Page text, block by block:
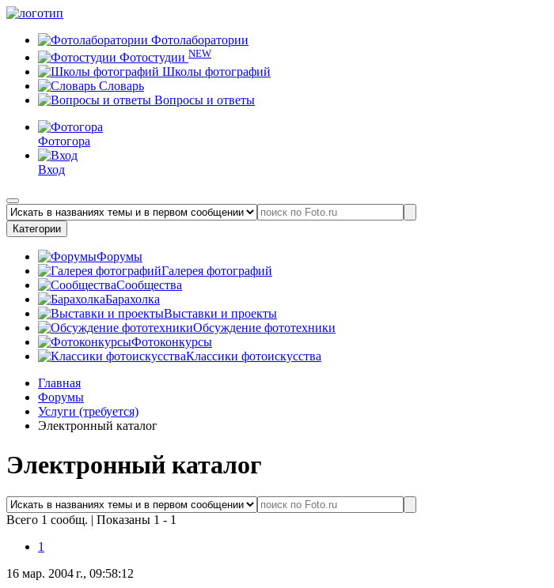
Фотолаборатории
Фотостудии NEW
Школы фотографий
Словарь
Вопросы и ответы
Фотогора
Вход
Категории
Форумы
Галерея фотографий
Сообщества
Барахолка
Выставки и проекты
Обсуждение фототехники
Фотоконкурсы
Классики фотоискусства
Главная
Форумы
Услуги (требуется)
Электронный каталог
Электронный каталог
Всего 1 сообщ. | Показаны 1 - 1
1
16 мар. 2004 г., 09:58:12